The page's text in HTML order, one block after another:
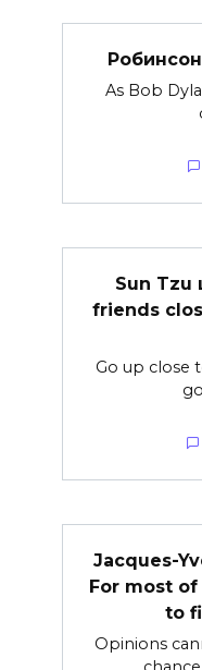
As Bob
Sun Tzu
friends
Go up close
Jacques-
For most of
to
Opinions